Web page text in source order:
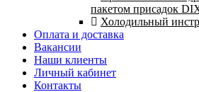
пакетом присадок
Холодильный
Оплата и доставка
Вакансии
Наши клиенты
Личный кабинет
Контакты